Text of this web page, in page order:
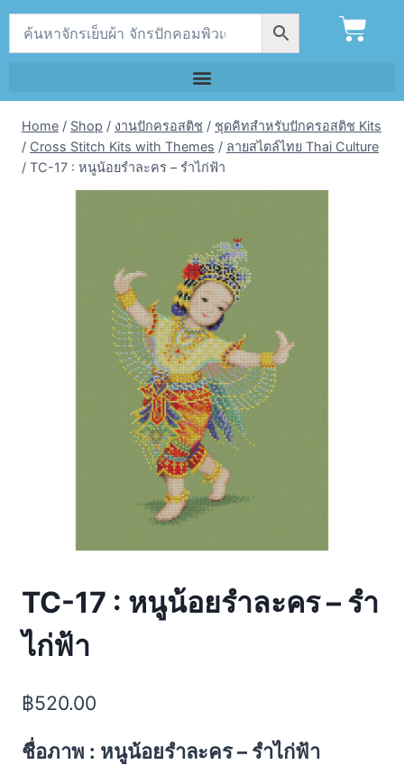
Home / Shop / งานปักครอสติช / ชุดคิทสำหรับปักครอสติช Kits
/ Cross Stitch Kits with Themes / ลายสไตล์ไทย Thai Culture
/ TC-17 : หนูน้อยรำละคร – รำไก่ฟ้า
TC-17 : หนูน้อยรำละคร – รำ
ไก่ฟ้า
฿520.00
ชื่อภาพ : หนูน้อยรำละคร – รำไก่ฟ้า